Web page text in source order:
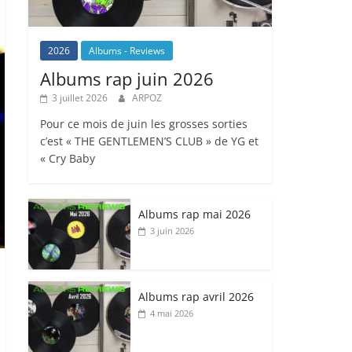
2026 Albums - Reviews
Albums rap juin 2026
3 juillet 2026 ARPOZ
Pour ce mois de juin les grosses sorties
c’est « THE GENTLEMEN’S CLUB » de YG et
« Cry Baby
Albums rap mai 2026
3 juin 2026
Albums rap avril 2026
4 mai 2026